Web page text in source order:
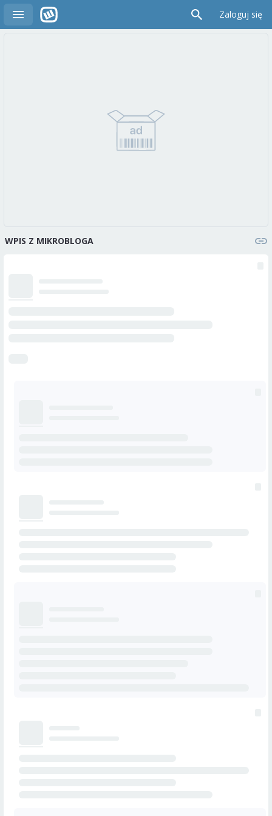
Zaloguj się
WPIS Z MIKROBLOGA